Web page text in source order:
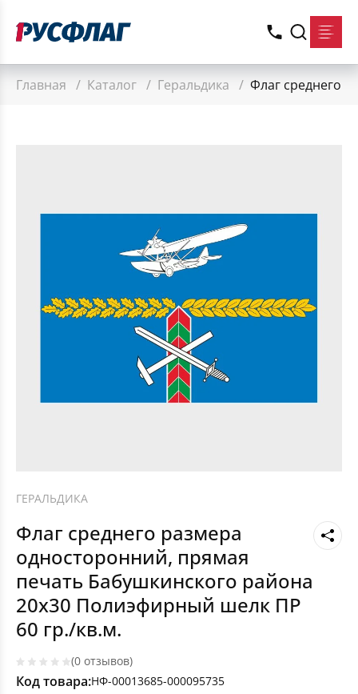
Главная / Каталог / Геральдика / Флаг среднего
ГЕРАЛЬДИКА
Флаг среднего размера
односторонний, прямая
печать Бабушкинского района
20х30 Полиэфирный шелк ПР
60 гр./кв.м.
(0 отзывов)
Код товара:НФ-00013685-000095735